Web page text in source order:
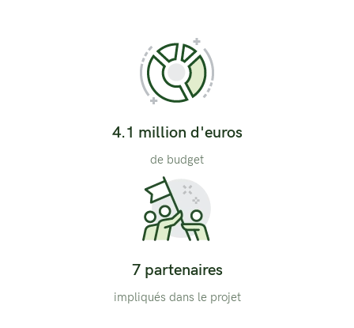
4.1 million d'euros
de budget
7 partenaires
impliqués dans le projet